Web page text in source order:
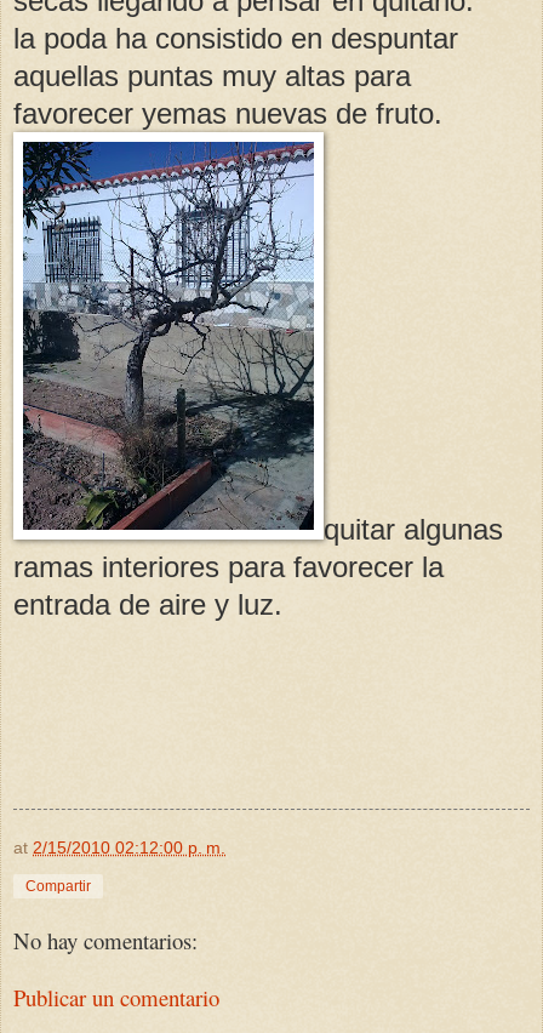
la poda ha consistido en despuntar
aquellas puntas muy altas para
favorecer yemas nuevas de fruto.
quitar algunas
ramas interiores para favorecer la
entrada de aire y luz.
at 2/15/2010 02:12:00 p. m.
Compartir
No hay comentarios:
Publicar un comentario